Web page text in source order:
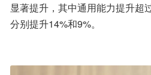
显著提升，其中通用能力提升超
分别提升14%和9%。